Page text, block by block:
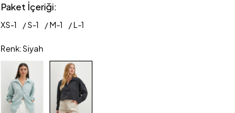
Paket İçeriği:
XS-1 S-1 M-1 L -1
Renk: Siyah